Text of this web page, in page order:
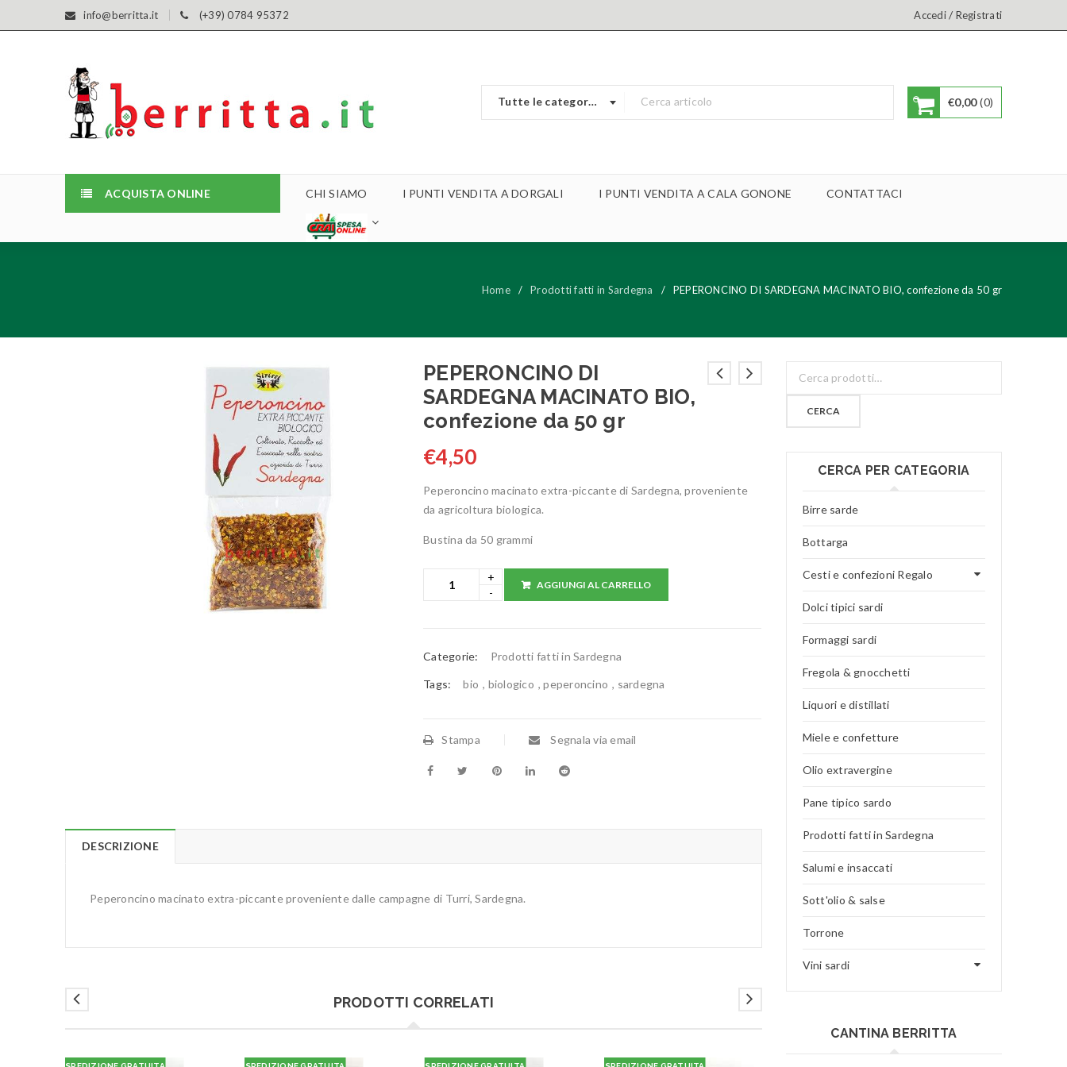
info@berritta.it (+39) 0784 95372 Accedi/ Registrati
Tutte le categorie €0,00 0
ACQUISTA ONLINE CHI SIAMO I PUNTI VENDITA A DORGALI I PUNTI VENDITA A CALA GONONE CONTATTACI
Home / Prodotti fatti in Sardegna / PEPERONCINO DI SARDEGNA MACINATO BIO, confezione da 50 gr
PEPERONCINO DI
SARDEGNA MACINATO BIO,
confezione da 50 gr
€4,50
Peperoncino macinato extra-piccante di Sardegna, proveniente
da agricoltura biologica.
Bustina da 50 grammi
AGGIUNGI AL CARRELLO
Categorie: Prodotti fatti in Sardegna
Tags: bio , biologico ,peperoncino , sardegna
Stampa Segnala via email
DESCRIZIONE
Peperoncino macinato extra-piccante proveniente dalle campagne di Turri, Sardegna.
PRODOTTI CORRELATI
CERCA
CERCA PER CATEGORIA
Birre sarde
Bottarga
Cesti e confezioni Regalo
Dolci tipici sardi
Formaggi sardi
Fregola & gnocchetti
Liquori e distillati
Miele e confetture
Olio extravergine
Pane tipico sardo
Prodotti fatti in Sardegna
Salumi e insaccati
Sott'olio & salse
Torrone
Vini sardi
CANTINA BERRITTA